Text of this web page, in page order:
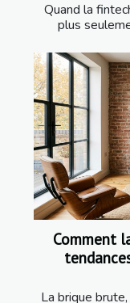
Quand la
plus
Comment
La brique